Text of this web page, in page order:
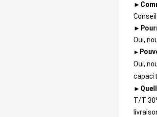
►
►
Oui,
►
Oui,
►
T/T